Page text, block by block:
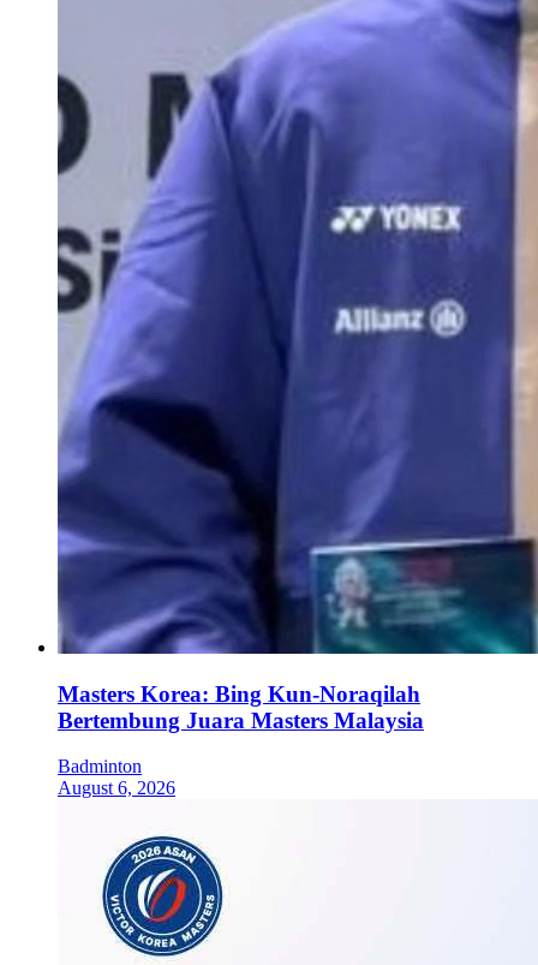
Masters Korea: Bing Kun-Noraqilah
Bertembung Juara Masters Malaysia
Badminton
August 6, 2026